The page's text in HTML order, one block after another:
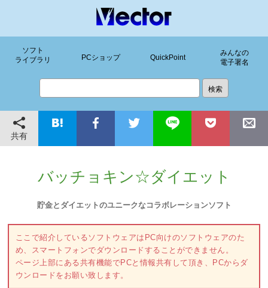
ソフト
ライブラリ
PCショップ QuickPoint
みんなの
電子署名
共有
バッチョキン☆ダイエット
貯金とダイエットのユニークなコラボレーションソフト
ここで紹介しているソフトウェアはPC向けのソフトウェアのた
め、スマートフォンでダウンロードすることができません。
ページ上部にある共有機能でPCと情報共有して頂き、PCからダ
ウンロードをお願い致します。